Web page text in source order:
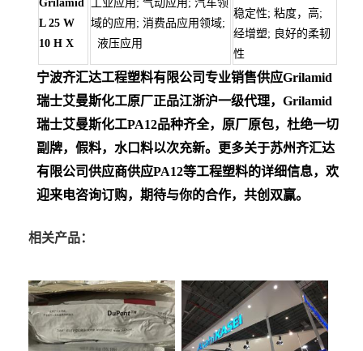
Grilamid
L 25 W
10 H X
工业应用; 气动应用; 汽车领
域的应用; 消费品应用领域;
液压应用
稳定性; 粘度，高;
经增塑; 良好的柔韧
性
宁波齐汇达工程塑料有限公司专业销售供应Grilamid
瑞士艾曼斯化工原厂正品江浙沪一级代理，Grilamid
瑞士艾曼斯化工PA12品种齐全，原厂原包，杜绝一切
副牌，假料，水口料以次充新。更多关于苏州齐汇达
有限公司供应商供应PA12等工程塑料的详细信息，欢
迎来电咨询订购，期待与你的合作，共创双赢。
相关产品：